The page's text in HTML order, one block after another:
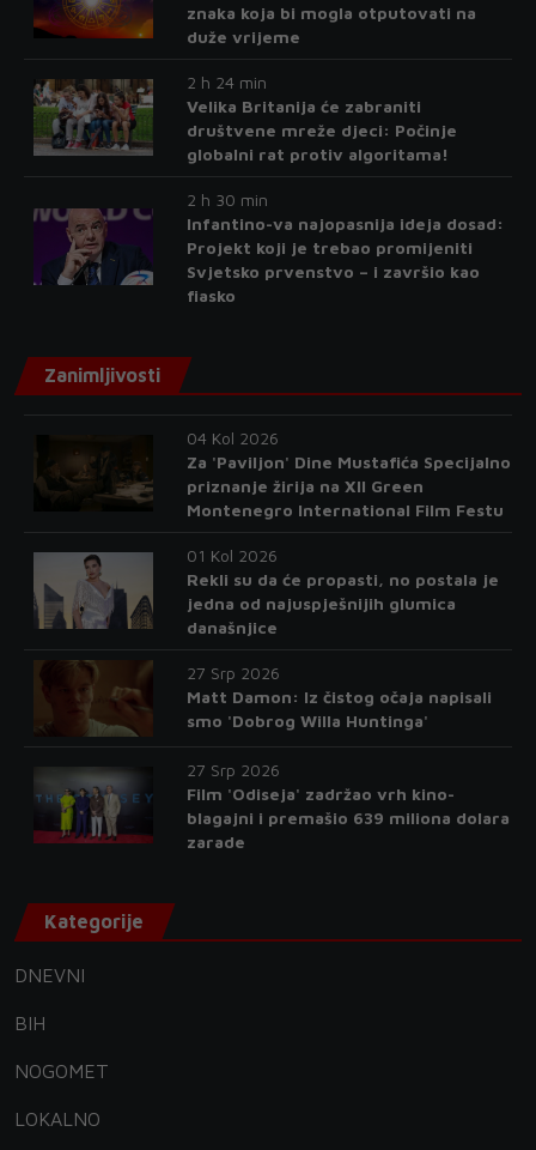
znaka koja bi mogla otputovati na
duže vrijeme
2 h 24 min
Velika Britanija će zabraniti
društvene mreže djeci: Počinje
globalni rat protiv algoritama!
2 h 30 min
Infantino-va najopasnija ideja dosad:
Projekt koji je trebao promijeniti
Svjetsko prvenstvo – i završio kao
fiasko
Zanimljivosti
04 Kol 2026
Za 'Paviljon' Dine Mustafića Specijalno
priznanje žirija na XII Green
Montenegro International Film Festu
01 Kol 2026
Rekli su da će propasti, no postala je
jedna od najuspješnijih glumica
današnjice
27 Srp 2026
Matt Damon: Iz čistog očaja napisali
smo 'Dobrog Willa Huntinga'
27 Srp 2026
Film 'Odiseja' zadržao vrh kino-
blagajni i premašio 639 miliona dolara
zarade
Kategorije
DNEVNI
BIH
NOGOMET
LOKALNO